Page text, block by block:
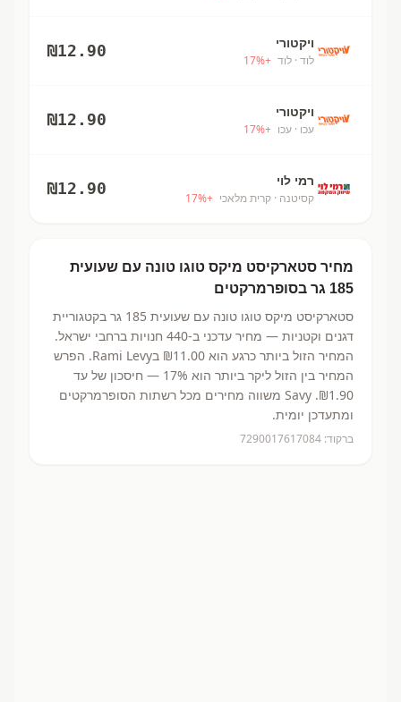
ויקטורי
לוד · לוד +
17%
₪12.90
ויקטורי
עכו · עכו +
17%
₪12.90
רמי לוי
קסיטנה · קרית מלאכי +
17%
₪12.90
מחיר סטארקיסט מיקס טוגו טונה עם שעועית
185 גר
בסופרמרקטים
סטארקיסט מיקס טוגו טונה עם שעועית 185 גר
בקטגוריית
דגנים וקטניות — מחיר עדכני ב-440 חנויות ברחבי ישראל.
המחיר הזול ביותר כרגע הוא ₪11.00
בRami Levy.
הפרש
המחיר בין הזול ליקר ביותר הוא 17% — חיסכון של עד
₪1.90.
Savy משווה מחירים מכל רשתות הסופרמרקטים
ומתעדכן יומית.
ברקוד: 7290017617084